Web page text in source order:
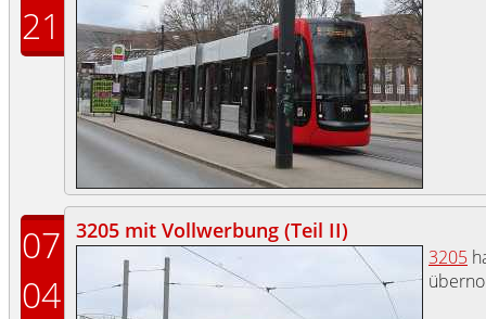
21
07
04
3205 mit Vollwerbung (Teil II)
3205